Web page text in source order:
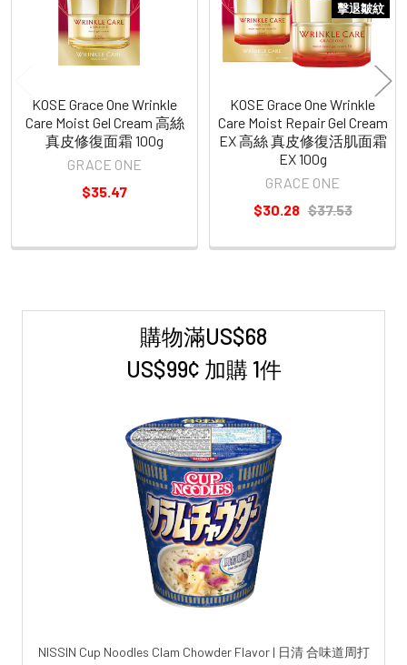
購物滿US$68
US$99¢ 加購 1件
NISSIN Cup Noodles Clam Chowder Flavor | 日清 合味道周打
KOSE Grace One Wrinkle
Care Moist Gel Cream 高絲
真皮修復面霜 100g
GRACE ONE
$35.47
擊退皺紋
KOSE Grace One Wrinkle
Care Moist Repair Gel Cream
EX 高絲 真皮修復活肌面霜
EX 100g
GRACE ONE
$30.28 $37.53